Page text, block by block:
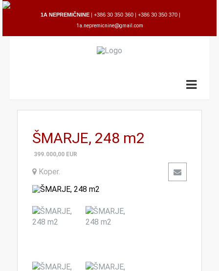
1A NEPREMIČNINE| +386 30 350 360 | +386 30 350 370 |
1a.nepremicnine@gmail.com
ŠMARJE, 248 m2
399.000,00 EUR
Koper.